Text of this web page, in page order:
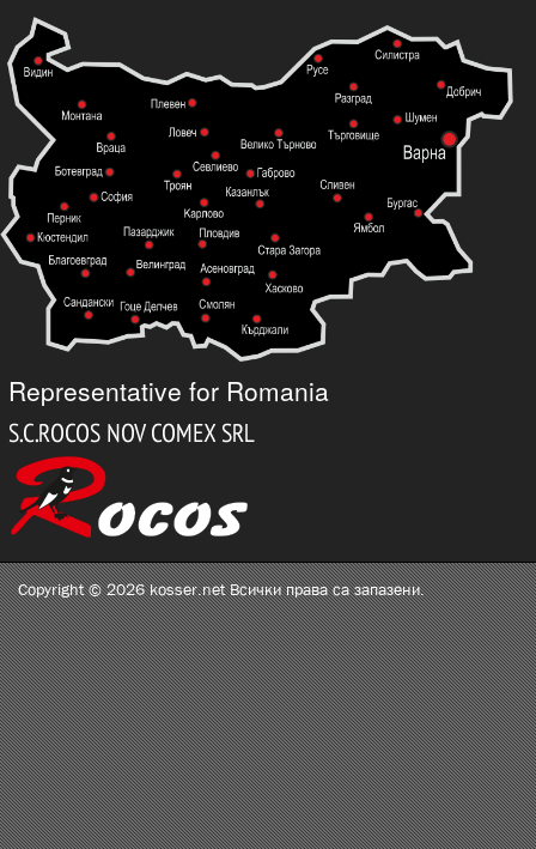
Representative for Romania
Copyright © 2026 kosser.net Всички права са запазени.